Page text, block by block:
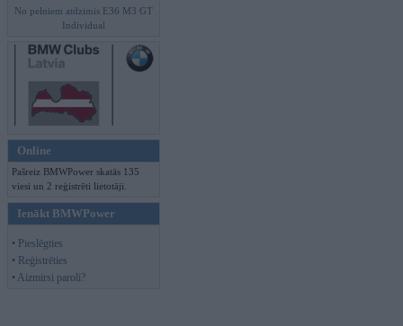
No pelniem atdzimis E36 M3 GT
Individual
Online
Pašreiz BMWPower skatās 135
viesi un 2 reģistrēti lietotāji.
Ienākt BMWPower
• Pieslēgties
• Reģistrēties
• Aizmirsi paroli?